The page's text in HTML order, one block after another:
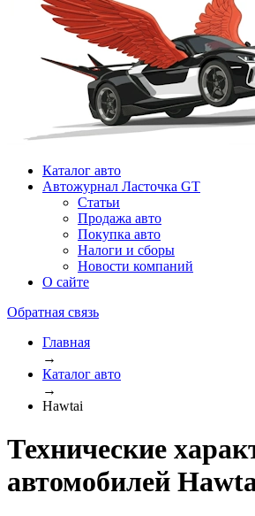
Каталог авто
Автожурнал Ласточка GT
Статьи
Продажа авто
Покупка авто
Налоги и сборы
Новости компаний
О сайте
Обратная связь
Главная
→
Каталог авто
→
Hawtai
Технические
автомобилей